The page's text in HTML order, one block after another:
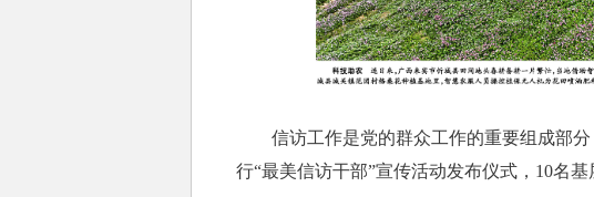
信访工作是党的群众工作的重要组成部分
行“最美信访干部”宣传活动发布仪式，10名基